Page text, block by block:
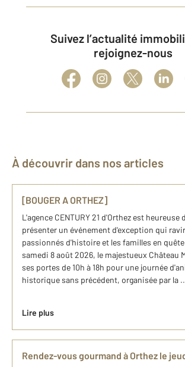
Suivez l’actualité immobilière et
rejoignez-nous
À découvrir dans nos articles
[BOUGER A ORTHEZ]
L'agence CENTURY 21 d'Orthez est heureuse
présenter un événement d'exception qui
passionnés d'histoire et les familles en
samedi 8 août 2026, le majestueux Château
ses portes de 10h à 18h pour une journée
historique sans précédent, organisée par la
Lire plus
Rendez-vous gourmand à Orthez le